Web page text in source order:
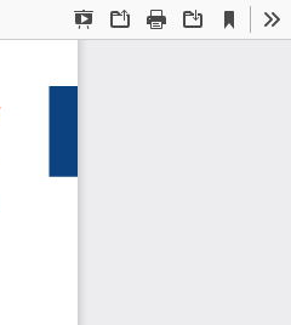
Presentation
OpenPrint Download
Current
View